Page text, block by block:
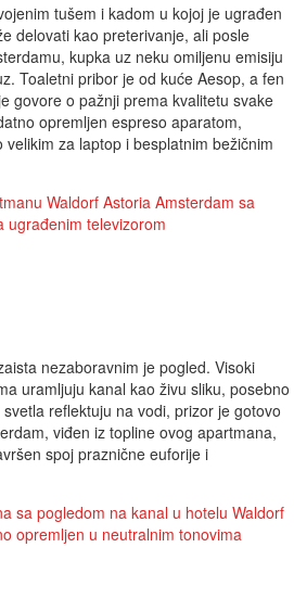
tušem i kadom u kojoj je ugrađen
delovati kao preterivanje, ali posle
kupka uz neku omiljenu emisiju
Toaletni pribor je od kuće Aesop, a fen
govore o pažnji prema kvalitetu svake
opremljen espreso aparatom,
za laptop i besplatnim bežičnim
nezaboravnim je pogled. Visoki
uramljuju kanal kao živu sliku, posebno
reflektuju na vodi, prizor je gotovo
viđen iz topline ovog apartmana,
spoj praznične euforije i